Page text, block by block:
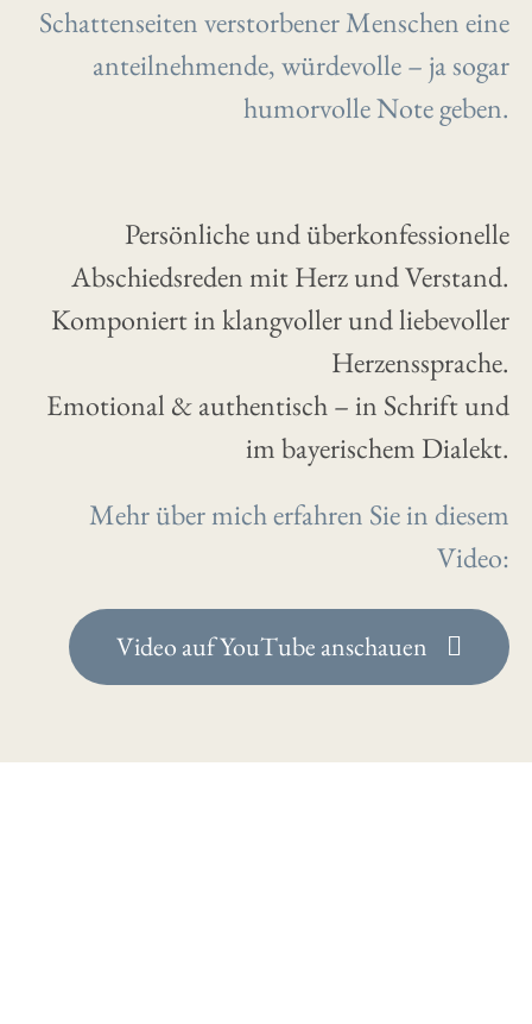
Schattenseiten verstorbener Menschen eine
anteilnehmende, würdevolle – ja sogar
humorvolle Note geben.
Persönliche und überkonfessionelle
Abschiedsreden mit Herz und Verstand.
Komponiert in klangvoller und liebevoller
Herzenssprache.
Emotional & authentisch – in Schrift und
im bayerischem Dialekt.
Mehr über mich erfahren Sie in diesem
Video:
Video auf YouTube anschauen